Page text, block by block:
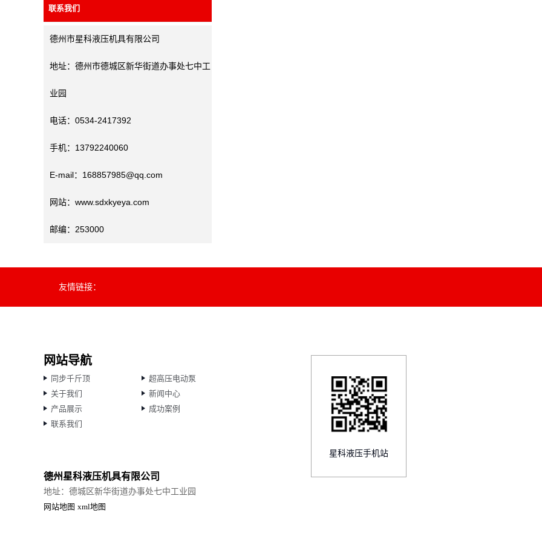
联系我们
德州市星科液压机具有限公司
地址：德州市德城区新华街道办事处七中工
业园
电话：0534-2417392
手机：13792240060
E-mail：168857985@qq.com
网站：www.sdxkyeya.com
邮编：253000
友情链接：
网站导航
同步千斤顶
超高压电动泵
关于我们
新闻中心
产品展示
成功案例
联系我们
德州星科液压机具有限公司
地址：德城区新华街道办事处七中工业园
网站地图 xml地图
星科液压手机站